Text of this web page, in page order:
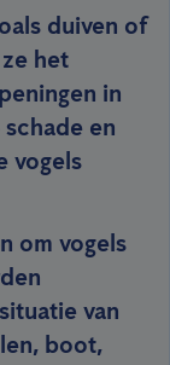
duiven of
het
in
en
vogels
om vogels
van
boot,